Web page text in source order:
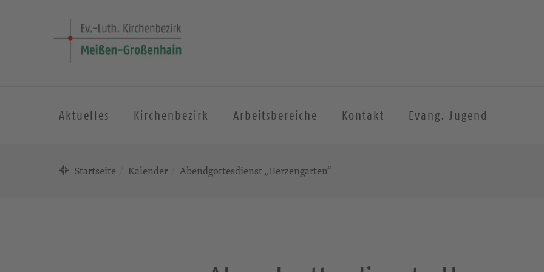
Aktuelles Kirchenbezirk Arbeitsbereiche Kontakt Evang. Jugend
Startseite Kalender Abendgottesdienst „Herzengarten“